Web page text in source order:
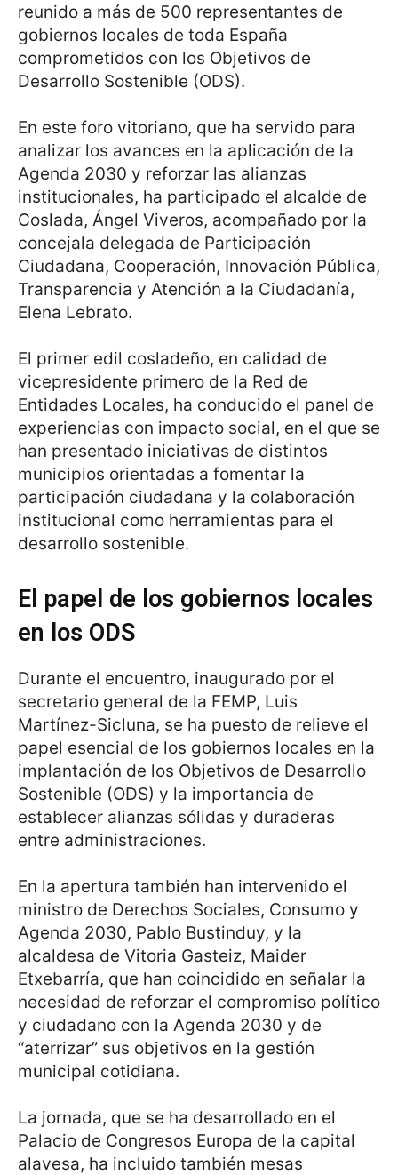
reunido a más de 500 representantes de
gobiernos locales de toda España
comprometidos con los Objetivos de
Desarrollo Sostenible (ODS).
En este foro vitoriano, que ha servido para
analizar los avances en la aplicación de la
Agenda 2030 y reforzar las alianzas
institucionales, ha participado el alcalde de
Coslada, Ángel Viveros, acompañado por la
concejala delegada de Participación
Ciudadana, Cooperación, Innovación Pública,
Transparencia y Atención a la Ciudadanía,
Elena Lebrato.
El primer edil cosladeño, en calidad de
vicepresidente primero de la Red de
Entidades Locales, ha conducido el panel de
experiencias con impacto social, en el que se
han presentado iniciativas de distintos
municipios orientadas a fomentar la
participación ciudadana y la colaboración
institucional como herramientas para el
desarrollo sostenible.
El papel de los gobiernos locales
en los ODS
Durante el encuentro, inaugurado por el
secretario general de la FEMP, Luis
Martínez-Sicluna, se ha puesto de relieve el
papel esencial de los gobiernos locales en la
implantación de los Objetivos de Desarrollo
Sostenible (ODS) y la importancia de
establecer alianzas sólidas y duraderas
entre administraciones.
En la apertura también han intervenido el
ministro de Derechos Sociales, Consumo y
Agenda 2030, Pablo Bustinduy, y la
alcaldesa de Vitoria Gasteiz, Maider
Etxebarría, que han coincidido en señalar la
necesidad de reforzar el compromiso político
y ciudadano con la Agenda 2030 y de
“aterrizar” sus objetivos en la gestión
municipal cotidiana.
La jornada, que se ha desarrollado en el
Palacio de Congresos Europa de la capital
alavesa, ha incluido también mesas